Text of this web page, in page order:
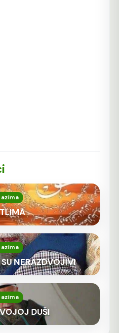
NERAZDVOJIVI
DUŠI